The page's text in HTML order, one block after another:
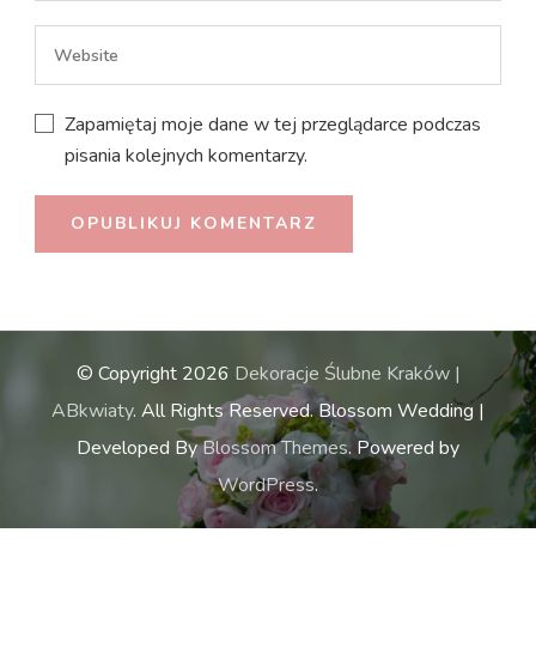
Zapamiętaj moje dane w tej przeglądarce podczas
pisania kolejnych komentarzy.
© Copyright 2026 Dekoracje Ślubne Kraków |
ABkwiaty. All Rights Reserved.Blossom Wedding |
Developed ByBlossom Themes. Powered by
WordPress.